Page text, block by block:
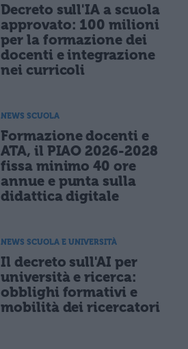
Decreto sull'IA a scuola
approvato: 100 milioni
per la formazione dei
docenti e integrazione
nei curricoli
NEWS SCUOLA
Formazione docenti e
ATA, il PIAO 2026-2028
fissa minimo 40 ore
annue e punta sulla
didattica digitale
NEWS SCUOLA E UNIVERSITÀ
Il decreto sull'AI per
università e ricerca:
obblighi formativi e
mobilità dei ricercatori